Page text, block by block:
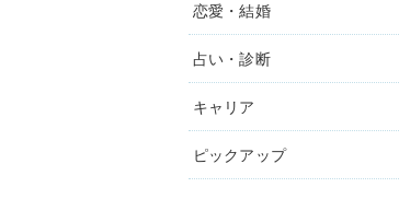
恋愛・結婚
占い・診断
キャリア
ピックアップ